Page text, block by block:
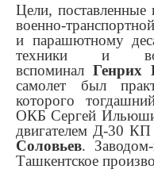
Цели,
военно-
и парашютному
техники и
вспоминалГенрих
самолет был
которого
ОКБ Сергей
двигателем Д-30 КП
Соловьев. Заводом-
Ташкентское